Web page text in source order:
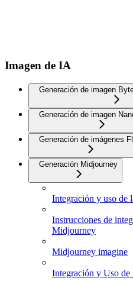
Imagen de IA
Generación de imagen
Generación de imagen
Generación de imágenes
Generación Midjourney
Integración y uso de
Instrucciones de
Midjourney
Midjourney imagine
Integración y Uso